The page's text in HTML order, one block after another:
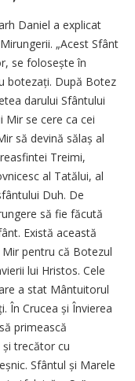
Daniel a explicat
„Acest Sfânt
se folosește în
botezați. După Botez
darului Sfântului
Mir se cere ca cei
să devină sălaș al
Treimi,
al Tatălui, al
Duh. De
să fie făcută
Există această
pentru că Botezul
lui Hristos. Cele
a stat Mântuitorul
În Crucea și Învierea
primească
trecător cu
Sfântul și Marele